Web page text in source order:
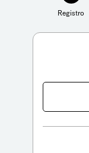
Registro